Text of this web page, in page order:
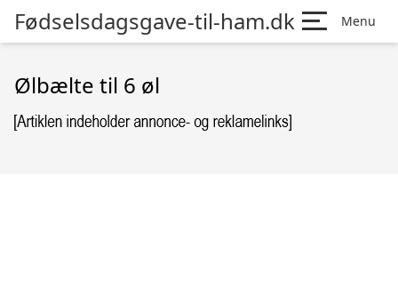
Fødselsdagsgave-til-ham.dk Menu
Ølbælte til 6 øl